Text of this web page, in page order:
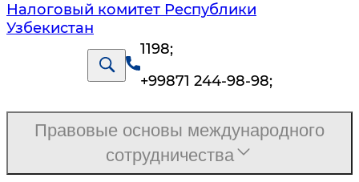
Налоговый комитет Республики
Узбекистан
1198;
+99871 244-98-98;
Правовые основы международного
сотрудничества